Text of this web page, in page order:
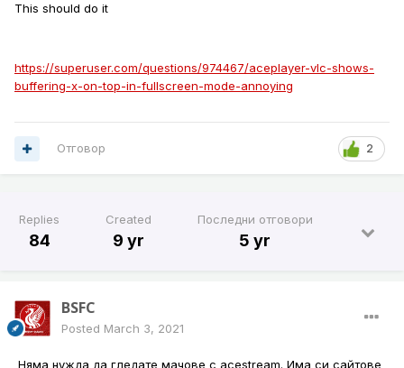
This should do it
https://superuser.com/questions/974467/aceplayer-vlc-shows-
buffering-x-on-top-in-fullscreen-mode-annoying
2
Отговор
Replies
84
Created
9 yr
Последни отговори
5 yr
BSFC
Posted March 3, 2021
Няма нужда да гледате мачове с acestream. Има си сайтове